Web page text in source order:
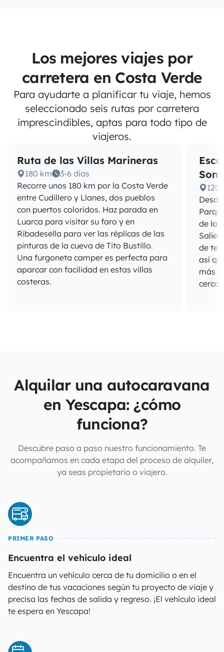
Los mejores viajes por
carretera en Costa Verde
Para ayudarte a planificar tu viaje, hemos
seleccionado seis rutas por carretera
imprescindibles, aptas para todo tipo de
viajeros.
Ruta de las Villas Marineras
180 km
3-6 días
Recorre unos 180 km por la Costa Verde
entre Cudillero y Llanes, dos pueblos
con puertos coloridos. Haz parada en
Luarca para visitar su faro y en
Ribadesella para ver las réplicas de las
pinturas de la cueva de Tito Bustillo.
Una furgoneta camper es perfecta para
aparcar con facilidad en estas villas
costeras.
120
de la
de
así
más
cerca
Alquilar una autocaravana
en Yescapa: ¿cómo
funciona?
Descubre paso a paso nuestro funcionamiento. Te
acompañamos en cada etapa del proceso de alquiler,
ya seas propietario o viajero.
PRIMER PASO
Encuentra el vehículo ideal
Encuentra un vehículo cerca de tu domicilio o en el
destino de tus vacaciones según tu proyecto de viaje y
precisa las fechas de salida y regreso. ¡El vehículo ideal
te espera en Yescapa!